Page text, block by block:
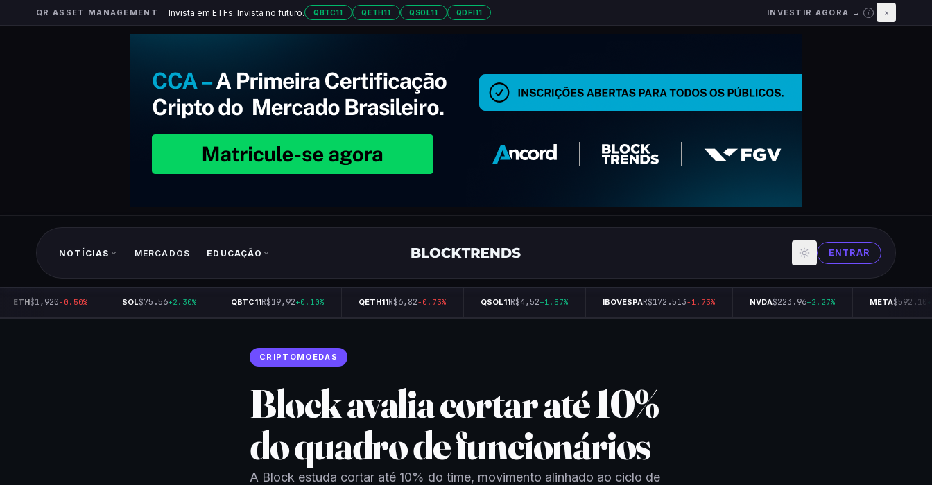
QR ASSET MANAGEMENT Invista em ETFs. Invista no futuro. QBTC11 QETH11 QSOL11 QDFI11 INVESTIR AGORA → i ×
NOTÍCIAS MERCADOS EDUCAÇÃO ENTRAR
ETH$1,920-0.50% SOL$75.56 +2.30% QBTC11R$19,92 +0.10% QETH11R$6,82 -0.73% QSOL11R$4,52 +1.57% IBOVESPAR$172.513-1.73% NVDA$223.96 +2.27% META$592.10
CRIPTOMOEDAS
Block avalia cortar até 10%
do quadro de funcionários
A Block estuda cortar até 10% do time, movimento alinhado ao ciclo de